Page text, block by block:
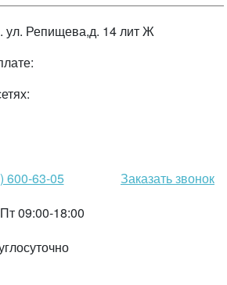
Репищева,д. 14 лит Ж
600-63-05
Заказать звонок
09:00-18:00